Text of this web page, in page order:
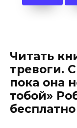
Читать
тревоги.
пока она
тобой»
бесплатно